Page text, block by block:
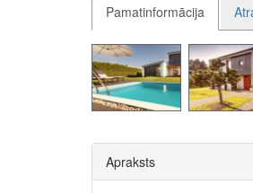
Pamatinformācija
Apraksts